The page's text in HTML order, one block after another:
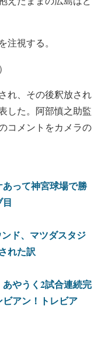
視する。
れ、その後釈放され
した。阿部慎之助監
コメントをカメラの
って神宮球場で勝
ド、マツダスタジ
れた訳
やうく2試合連続完
アン！トレビア